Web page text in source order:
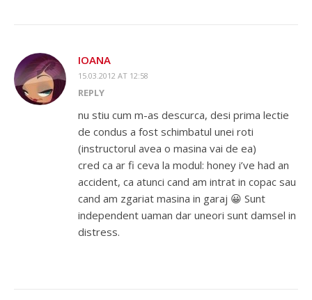
IOANA
15.03.2012 AT 12:58
REPLY
nu stiu cum m-as descurca, desi prima lectie
de condus a fost schimbatul unei roti
(instructorul avea o masina vai de ea)
cred ca ar fi ceva la modul: honey i’ve had an
accident, ca atunci cand am intrat in copac sau
cand am zgariat masina in garaj 😀 Sunt
independent uaman dar uneori sunt damsel in
distress.